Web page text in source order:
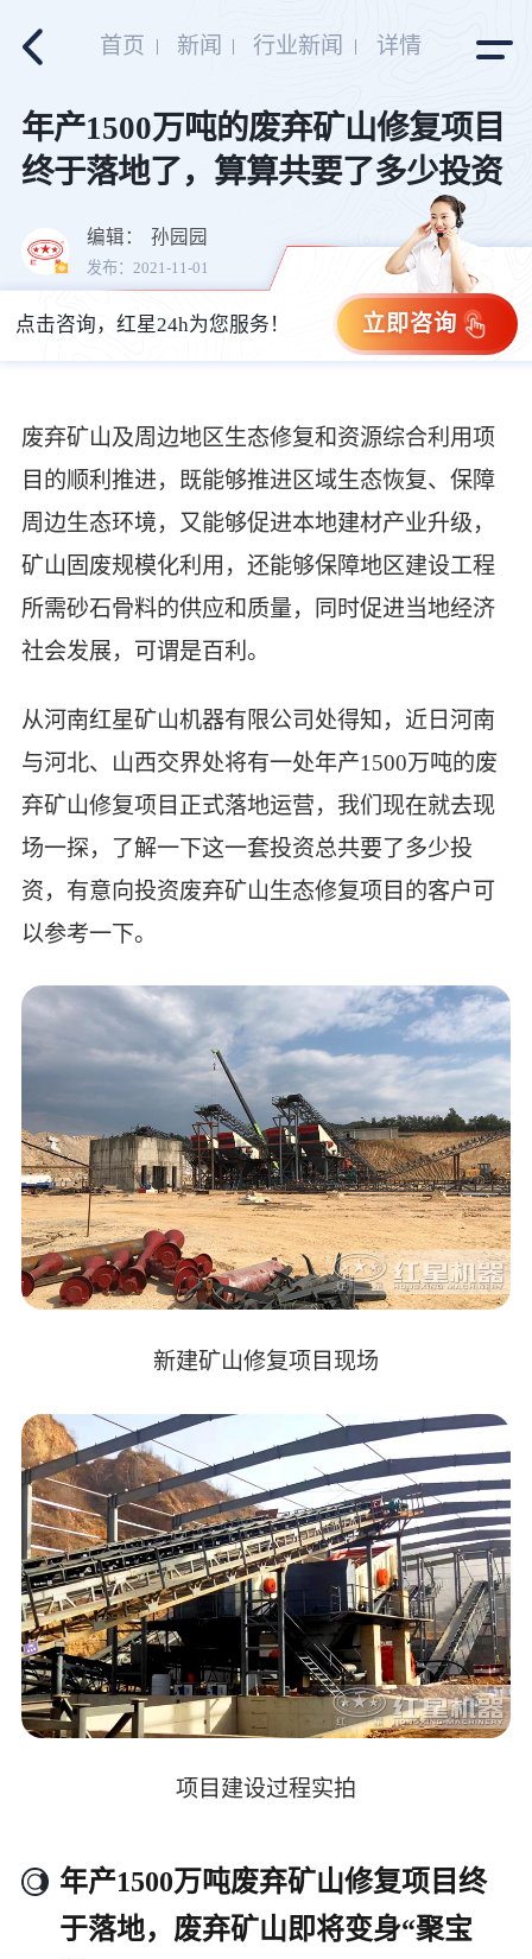
首页 新闻 行业新闻 详情
年产1500万吨的废弃矿山修复项目
终于落地了，算算共要了多少投资
编辑： 孙园园
发布：2021-11-01
立即咨询
点击咨询，红星24h为您服务！
废弃矿山及周边地区生态修复和资源综合利用项
目的顺利推进，既能够推进区域生态恢复、保障
周边生态环境，又能够促进本地建材产业升级，
矿山固废规模化利用，还能够保障地区建设工程
所需砂石骨料的供应和质量，同时促进当地经济
社会发展，可谓是百利。
从河南红星矿山机器有限公司处得知，近日河南
与河北、山西交界处将有一处年产1500万吨的废
弃矿山修复项目正式落地运营，我们现在就去现
场一探，了解一下这一套投资总共要了多少投
资，有意向投资废弃矿山生态修复项目的客户可
以参考一下。
新建矿山修复项目现场
项目建设过程实拍
年产1500万吨废弃矿山修复项目终
于落地，废弃矿山即将变身“聚宝